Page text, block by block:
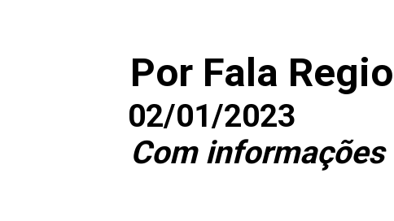
Por Fala
02/01/2023
Com